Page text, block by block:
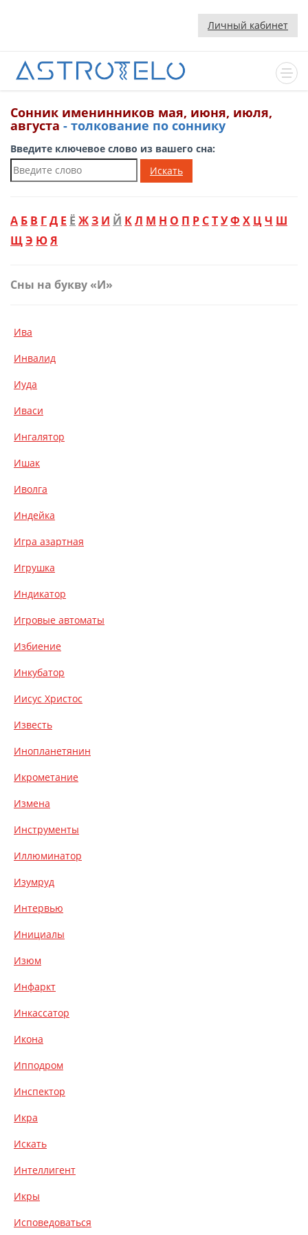
Личный кабинет
Сонник именинников мая, июня, июля,
августа - толкование по соннику
Введите ключевое слово из вашего сна:
Искать
А Б В ГД Е Ё ЖЗ И Й КЛ М Н О П Р СТУФ Х ЦЧ Ш
ЩЭ ЮЯ
Сны на букву «И»
Ива
Инвалид
Иуда
Иваси
Ингалятор
Ишак
Иволга
Индейка
Игра азартная
Игрушка
Индикатор
Игровые автоматы
Избиение
Инкубатор
Иисус Христос
Известь
Инопланетянин
Икрометание
Измена
Инструменты
Иллюминатор
Изумруд
Интервью
Инициалы
Изюм
Инфаркт
Инкассатор
Икона
Ипподром
Инспектор
Икра
Искать
Интеллигент
Икры
Исповедоваться